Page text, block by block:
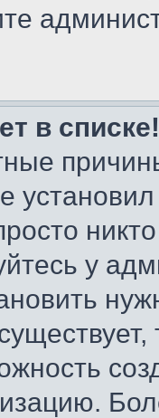
в списке!
у